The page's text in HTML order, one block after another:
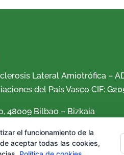
Lateral Amiotrófica –
del País Vasco CIF:
48009 Bilbao – Bizkaia
684 80 37 94
de lucro, declarada de
el funcionamiento de la
aceptar todas las cookies,